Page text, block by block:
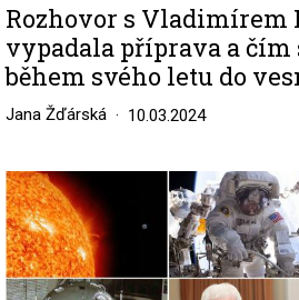
Rozhovor s Vladimírem
vypadala příprava a čím
během svého letu do
Jana Žďárská 10.03.2024
Image